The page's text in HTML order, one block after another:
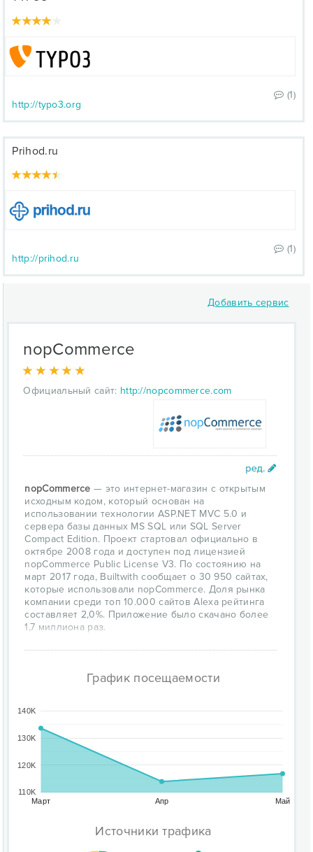
(1)
http://typo3.org
Prihod.ru
(1)
http://prihod.ru
Добавить сервис
nopCommerce
Официальный сайт: http://nopcommerce.com
nopCommerce — это интернет-магазин с открытым
исходным кодом, который основан на
использовании технологии ASP.NET MVC 5.0 и
сервера базы данных MS SQL или SQL Server
Compact Edition. Проект стартовал официально в
октябре 2008 года и доступен под лицензией
nopCommerce Public License V3. По состоянию на
март 2017 года, Builtwith сообщает о 30 950 сайтах,
которые использовали nopCommerce. Доля рынка
компании среди топ 10.000 сайтов Alexa рейтинга
составляет 2,0%. Приложение было скачано более
1,7 миллиона раз.
График посещаемости
Март Апр Май
110K
120K
130K
140K
Источники трафика